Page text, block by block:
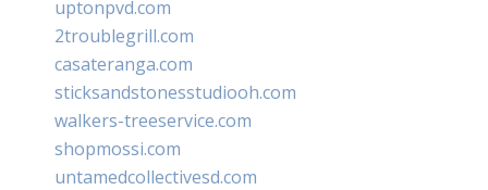
uptonpvd.com
2troublegrill.com
casateranga.com
sticksandstonesstudiooh.com
walkers-treeservice.com
shopmossi.com
untamedcollectivesd.com